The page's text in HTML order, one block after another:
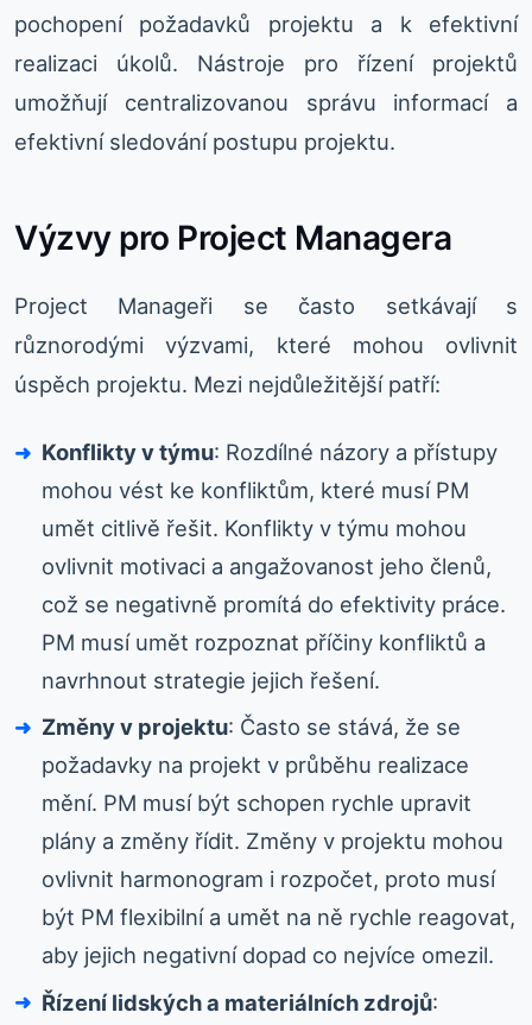
pochopení požadavků projektu a k efektivní
realizaci úkolů. Nástroje pro řízení projektů
umožňují centralizovanou správu informací a
efektivní sledování postupu projektu.
Výzvy pro Project Managera
Project Manageři se často setkávají s
různorodými výzvami, které mohou ovlivnit
úspěch projektu. Mezi nejdůležitější patří:
Konflikty v týmu: Rozdílné názory a přístupy
mohou vést ke konfliktům, které musí PM
umět citlivě řešit. Konflikty v týmu mohou
ovlivnit motivaci a angažovanost jeho členů,
což se negativně promítá do efektivity práce.
PM musí umět rozpoznat příčiny konfliktů a
navrhnout strategie jejich řešení.
Změny v projektu: Často se stává, že se
požadavky na projekt v průběhu realizace
mění. PM musí být schopen rychle upravit
plány a změny řídit. Změny v projektu mohou
ovlivnit harmonogram i rozpočet, proto musí
být PM flexibilní a umět na ně rychle reagovat,
aby jejich negativní dopad co nejvíce omezil.
Řízení lidských a materiálních zdrojů: